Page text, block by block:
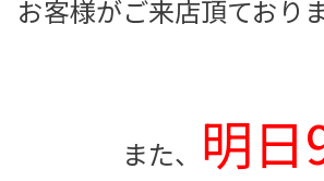
お客様がご来店頂ており
また、 明日